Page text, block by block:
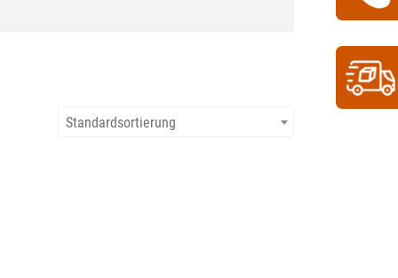
Standardsortierung